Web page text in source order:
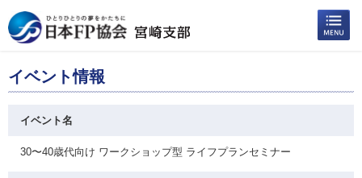
イベント情報
イベント名
30〜40歳代向け ワークショップ型 ライフプランセミナー